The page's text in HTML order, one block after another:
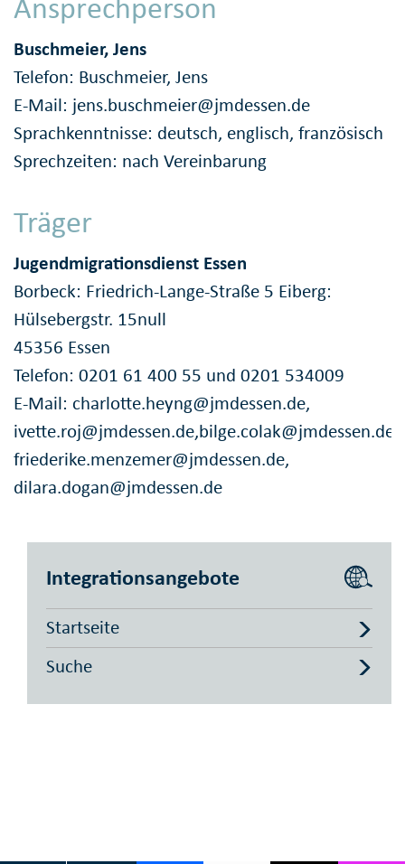
Ansprechperson
Buschmeier, Jens
Telefon: Buschmeier, Jens
E-Mail: jens.buschmeier@jmdessen.de
Sprachkenntnisse: deutsch, englisch, französisch
Sprechzeiten: nach Vereinbarung
Träger
Jugendmigrationsdienst Essen
Borbeck: Friedrich-Lange-Straße 5 Eiberg:
Hülsebergstr. 15null
45356 Essen
Telefon: 0201 61 400 55 und 0201 534009
E-Mail: charlotte.heyng@jmdessen.de,
ivette.roj@jmdessen.de,bilge.colak@jmdessen.de,
friederike.menzemer@jmdessen.de,
dilara.dogan@jmdessen.de
Integrationsangebote
Startseite
Suche